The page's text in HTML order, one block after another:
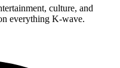
culture, and
everything K-wave.